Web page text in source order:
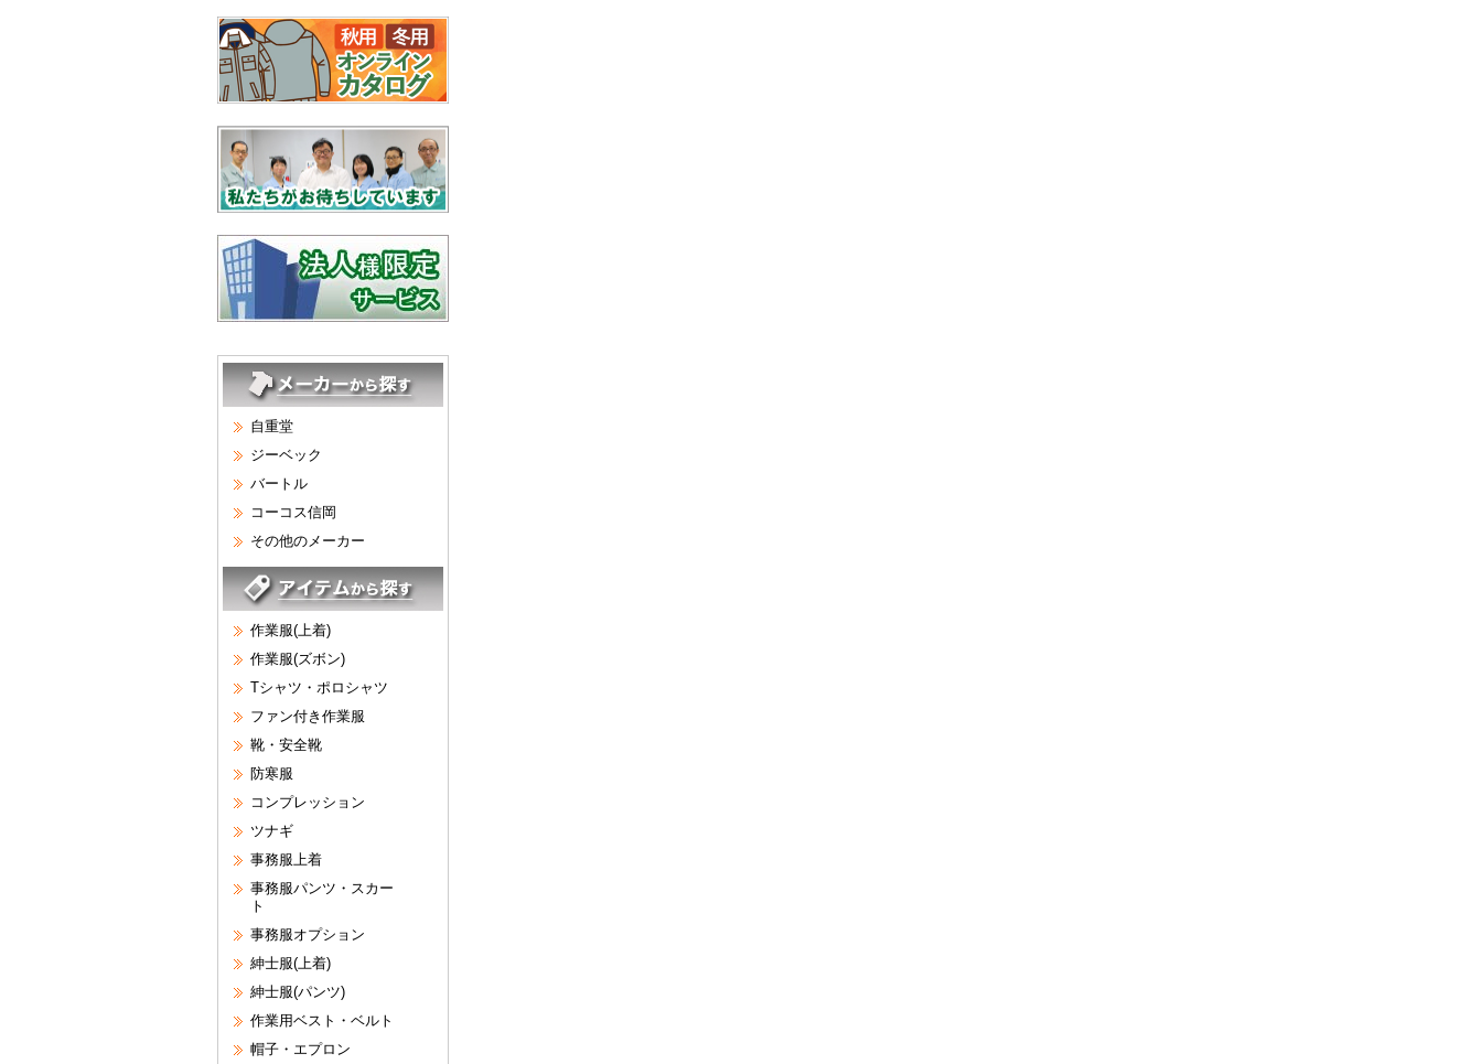
自重堂
ジーベック
バートル
コーコス信岡
その他のメーカー
作業服(上着)
作業服(ズボン)
Tシャツ・ポロシャツ
ファン付き作業服
靴・安全靴
防寒服
コンプレッション
ツナギ
事務服上着
事務服パンツ・スカー
ト
事務服オプション
紳士服(上着)
紳士服(パンツ)
作業用ベスト・ベルト
帽子・エプロン